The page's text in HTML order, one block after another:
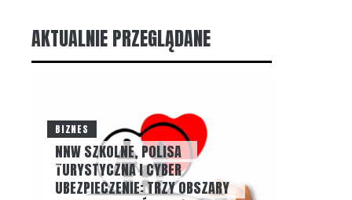
AKTUALNIE PRZEGLĄDANE
BIZNES
NNW SZKOLNE, POLISA
TURYSTYCZNA I CYBER
UBEZPIECZENIE: TRZY OBSZARY